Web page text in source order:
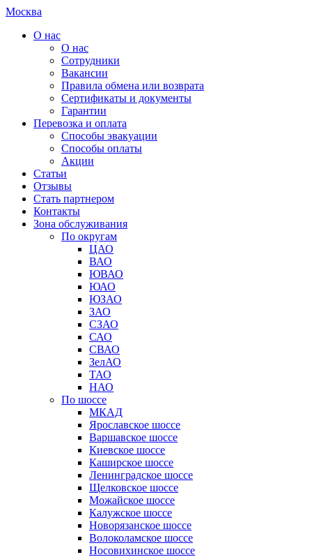
Москва
О нас
О нас
Сотрудники
Вакансии
Правила обмена или возврата
Сертификаты и документы
Гарантии
Перевозка и оплата
Способы эвакуации
Способы оплаты
Акции
Статьи
Отзывы
Стать партнером
Контакты
Зона обслуживания
По округам
ЦАО
ВАО
ЮВАО
ЮАО
ЮЗАО
ЗАО
СЗАО
САО
СВАО
ЗелАО
ТАО
НАО
По шоссе
МКАД
Ярославское шоссе
Варшавское шоссе
Киевское шоссе
Каширское шоссе
Ленинградское шоссе
Щелковское шоссе
Можайское шоссе
Калужское шоссе
Новорязанское шоссе
Волоколамское шоссе
Носовихинское шоссе